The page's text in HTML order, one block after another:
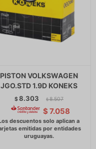
PISTON VOLKSWAGEN
JGO.STD 1.9D KONEKS
$8.303 $ 8.507
$ 7.058